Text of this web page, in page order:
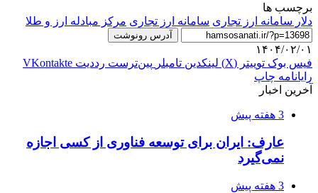
برچسب ها
دلار سامانه ارز تجاری سامانه ارز تجاری مرکز مبادله ارز و طلا
آدرس رونوشت
۱۴۰۴/۰۲/۰۱
فیس بوک توییتر (X) لینکدین ‫تامبلر ‫پین‌ترست ‫رددیت ‫VKontakte
رایانامه چاپ
آخرین اخبار
3 هفته پیش
عارف: ایران برای توسعه فناوری از کسی اجازه
نمی‌گیرد
3 هفته پیش